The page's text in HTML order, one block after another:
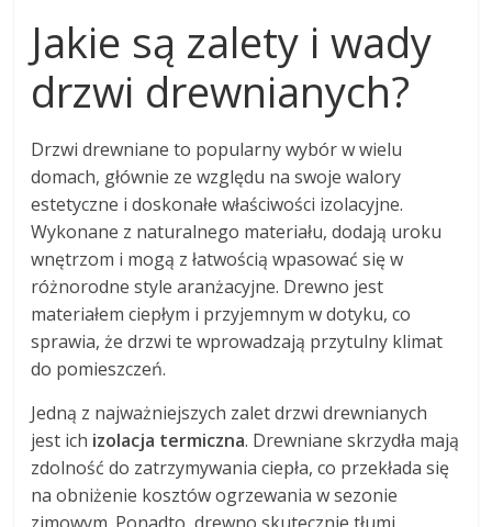
Jakie są zalety i wady
drzwi drewnianych?
Drzwi drewniane to popularny wybór w wielu
domach, głównie ze względu na swoje walory
estetyczne i doskonałe właściwości izolacyjne.
Wykonane z naturalnego materiału, dodają uroku
wnętrzom i mogą z łatwością wpasować się w
różnorodne style aranżacyjne. Drewno jest
materiałem ciepłym i przyjemnym w dotyku, co
sprawia, że drzwi te wprowadzają przytulny klimat
do pomieszczeń.
Jedną z najważniejszych zalet drzwi drewnianych
jest ich izolacja termiczna. Drewniane skrzydła mają
zdolność do zatrzymywania ciepła, co przekłada się
na obniżenie kosztów ogrzewania w sezonie